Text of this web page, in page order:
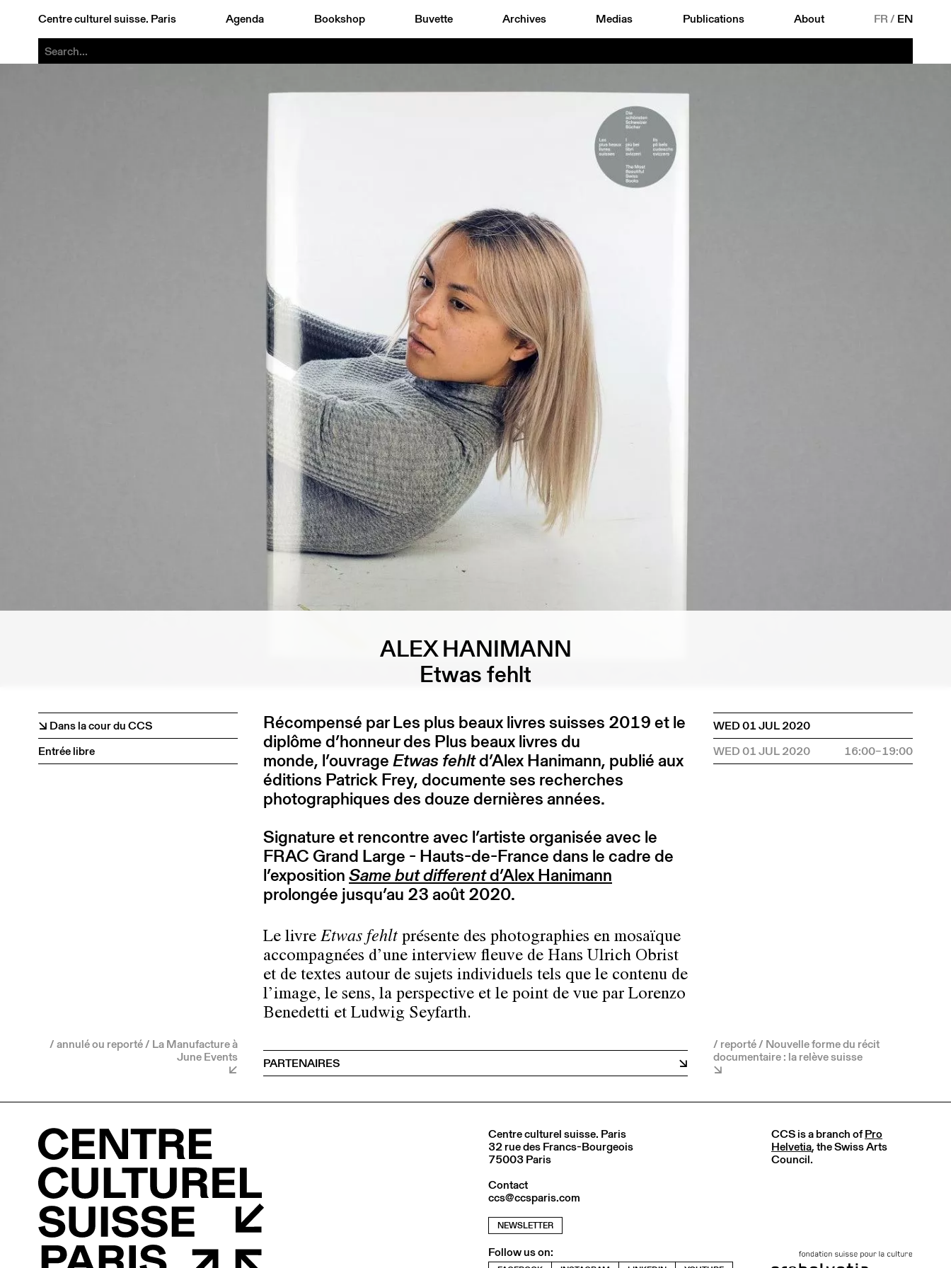
Centre culturel suisse. Paris Agenda Bookshop Buvette Archives Medias Publications About FR/ EN
ALEX HANIMANN
Etwas fehlt
↘ Dans la cour du CCS
Entrée libre
/ annulé ou reporté / La Manufacture à
June Events
Récompensé par Les plus beaux livres suisses 2019 et le
diplôme d’honneur des Plus beaux livres du
monde, l’ouvrageEtwas fehltd’Alex Hanimann, publié aux
éditions Patrick Frey, documente ses recherches
photographiques des douze dernières années.
Signature et rencontre avec l’artiste organisée avec le
FRAC Grand Large - Hauts-de-France dans le cadre de
l’expositionSame but differentd’Alex Hanimann
prolongée jusqu’au 23 août 2020.
Le livre Etwas fehlt présente des photographies en mosaïque
accompagnées d’une interview fleuve de Hans Ulrich Obrist
et de textes autour de sujets individuels tels que le contenu de
l’image, le sens, la perspective et le point de vue par Lorenzo
Benedetti et Ludwig Seyfarth.
PARTENAIRES
WED 01 JUL 2020
WED 01 JUL 2020
16:00–19:00
/ reporté / Nouvelle forme du récit
documentaire : la relève suisse
Centre culturel suisse. Paris
32 rue des Francs-Bourgeois
75003 Paris
Contact
ccs@ccsparis.com
NEWSLETTER
Follow us on:
CCS is a branch ofPro
Helvetia, the Swiss Arts
Council.